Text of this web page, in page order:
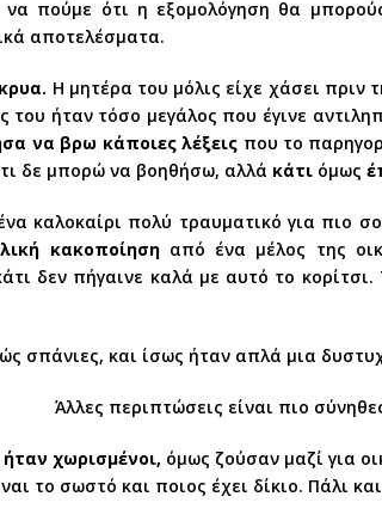
πούμε ότι η εξομολόγηση θα
αποτελέσματα.
Η μητέρα του μόλις είχε χάσει πριν
του ήταν τόσο μεγάλος που έγινε
να βρω κάποιες λέξεις που το
δε μπορώ να βοηθήσω, αλλά κάτι όμως
καλοκαίρι πολύ τραυματικό για πιο
κακοποίησηαπό ένα μέλος της
δεν πήγαινε καλά με αυτό το
σπάνιες, και ίσως ήταν απλά μια
Άλλες περιπτώσεις είναι πιο
χωρισμένοι, όμως ζούσαν μαζί για
το σωστό και ποιος έχει δίκιο. Πάλι